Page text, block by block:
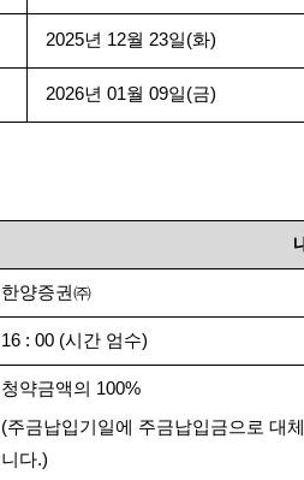
2025년 12월 23일(화)
2026년 01월 09일(금)
한양증권㈜
16 : 00 (시간 엄수)
청약금액의 100%
(주금납입기일에 주금납입금으로 대
니다.)